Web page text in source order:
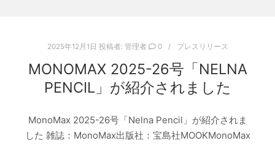
2025年12月1日 投稿者: 管理者 0 プレスリリース
MONOMAX 2025-26号「NELNA
PENCIL」が紹介されました
MonoMax 2025-26号「Nelna Pencil」が紹介されま
した 雑誌：MonoMax出版社：宝島社MOOKMonoMax